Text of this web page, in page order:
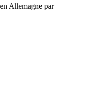
Allemagne par